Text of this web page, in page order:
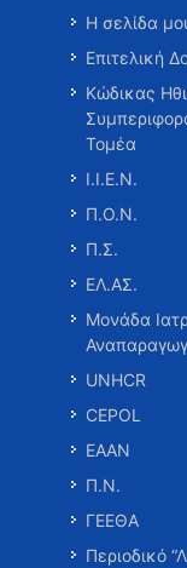
Η σελίδα
Επιτελική
Κώδικας
Τομέα
Ι.Ι.Ε.Ν.
Π.Ο.Ν.
Π.Σ.
ΕΛ.ΑΣ.
Μονάδα
UNHCR
CEPOL
ΕΑΑΝ
Π.Ν.
ΓΕΕΘΑ
Περιοδικό